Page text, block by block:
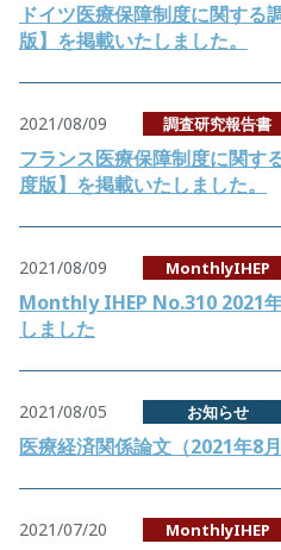
ドイツ医療保障制度に関する
版】を掲載いたしました。
2021/08/09 調査研究報告書
フランス医療保障制度に関す
度版】を掲載いたしました。
2021/08/09 MonthlyIHEP
Monthly IHEP No.310 2021
しました
2021/08/05 お知らせ
医療経済関係論文（2021年8
2021/07/20 MonthlyIHEP